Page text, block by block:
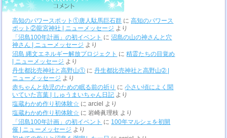
高知のパワースポット①唐人駄馬巨石群 に高知のパワース
ポット②龍宮神社 | ニューメッセージ より
「沼島100年計画」の初イベント に沼島の山の神さんと穴
神さん | ニューメッセージ より
沼島 縄文エネルギー解放プロジェクト に精霊たちの目覚め
| ニューメッセージ より
丹生都比売神社と高野山① に丹生都比売神社と高野山➁ |
ニューメッセージ より
赤ちゃんと幼児のための眠る前の祈り に小さい頃によく聞
いていた言葉 | しゅうまいちゃん日記 より
塩蔵わかめ作り初体験☆ にarciel
より
塩蔵わかめ作り初体験☆ に岩崎眞理枝 より
「沼島100年計画」の初イベント に 100年マルシェを初開
催 | ニューメッセージ より